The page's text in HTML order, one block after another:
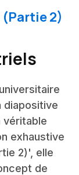
2)
diapositive
exhaustive
2)', elle
de